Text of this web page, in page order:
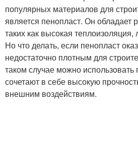
популярных материалов для
является пенопласт. Он обладает
таких как высокая теплоизоляция,
Но что делать, если пенопласт
недостаточно плотным для
таком случае можно
сочетают в себе высокую
внешним воздействиям.